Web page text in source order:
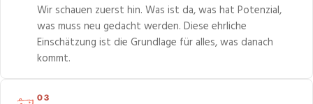
Wir schauen zuerst hin. Was ist da, was hat Potenzial,
was muss neu gedacht werden. Diese ehrliche
Einschätzung ist die Grundlage für alles, was danach
kommt.
03